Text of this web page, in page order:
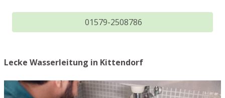
01579-2508786
Lecke Wasserleitung in Kittendorf